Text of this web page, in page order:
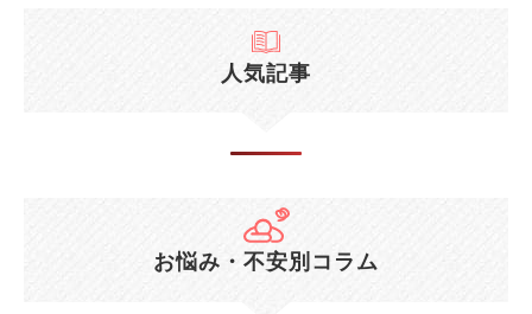
人気記事
お悩み・不安別コラム